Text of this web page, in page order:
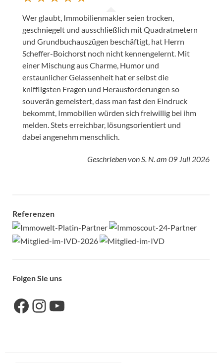
Wer glaubt, Immobilienmakler seien trocken,
geschniegelt und ausschließlich mit Quadratmetern
und Grundbuchauszügen beschäftigt, hat Herrn
Scheffer-Boichorst noch nicht kennengelernt. Mit
einer Mischung aus Charme, Humor und
erstaunlicher Gelassenheit hat er selbst die
kniffligsten Fragen und Herausforderungen so
souverän gemeistert, dass man fast den Eindruck
bekommt, Immobilien würden sich freiwillig bei ihm
melden. Stets erreichbar, lösungsorientiert und
dabei angenehm menschlich.
Geschrieben vonS. N.am 09 Juli 2026
Referenzen
Folgen Sie uns
Link zu unserer Facebook-Seite Link zu unseres Instagram-Accounts